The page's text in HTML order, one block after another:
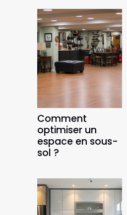
Comment
optimiser un
espace en sous-
sol ?